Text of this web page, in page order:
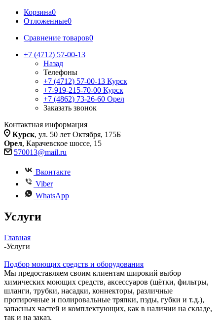
Корзина0
Отложенные0
Сравнение товаров0
+7 (4712) 57-00-13
Назад
Телефоны
+7 (4712) 57-00-13 Курск
+7-919-215-70-00 Курск
+7 (4862) 73-26-60 Орел
Заказать звонок
Контактная информация
Курск, ул. 50 лет Октября, 175Б
Орел, Карачевское шоссе, 15
570013@mail.ru
Вконтакте
Viber
WhatsApp
Услуги
Главная
-Услуги
Подбор моющих средств и оборудования
Мы предоставляем своим клиентам широкий выбор
химических моющих средств, аксессуаров (щётки, фильтры,
шланги, трубки, насадки, коннекторы, различные
протирочные и полировальные тряпки, пэды, губки и т.д.),
запасных частей и комплектующих, как в наличии на складе,
так и на заказ.